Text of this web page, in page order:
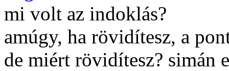
mi volt az indoklás?
amúgy, ha rövidítesz, a
de miért rövidítesz? simán